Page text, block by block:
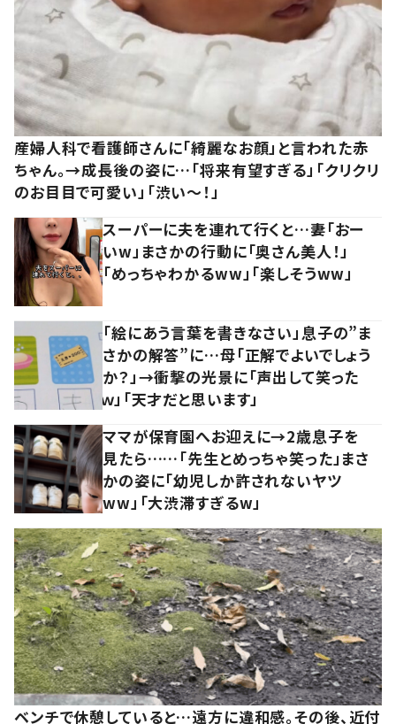
産婦人科で看護師さんに「綺麗なお顔」と言われた赤
ちゃん。→成長後の姿に…「将来有望すぎる」「クリクリ
のお目目で可愛い」「渋い～！」
スーパーに夫を連れて行くと…妻「おー
いw」まさかの行動に「奥さん美人！」
「めっちゃわかるww」「楽しそうww」
「絵にあう言葉を書きなさい」息子の”ま
さかの解答”に…母「正解でよいでしょう
か？」→衝撃の光景に「声出して笑った
ｗ」「天才だと思います」
ママが保育園へお迎えに→2歳息子を
見たら……「先生とめっちゃ笑った」まさ
かの姿に「幼児しか許されないヤツ
ww」「大渋滞すぎるw」
ベンチで休憩していると…遠方に違和感。その後、近付